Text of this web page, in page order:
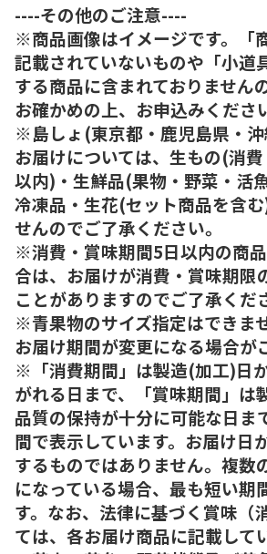
----その他のご注意----
※商品画像はイメージです。「
記載されていないものや「小道
する商品に含まれておりません
お確かめの上、お申込みくださ
※島しょ(東京都・鹿児島県・
お届けについては、生もの(消
以内)・生鮮品(果物・野菜・活
冷凍品・生花(セット商品を含
せんのでご了承ください。
※消費・賞味期間5日以内の商
合は、お届けが消費・賞味期限
ことがありますのでご了承くだ
※青果物のサイズ指定はできま
お届け期間が変更になる場合が
※「消費期間」は製造(加工)日
がれる日まで、「賞味期間」は
品質の保持が十分に可能な日ま
間で表示しています。お届け日
するものではありません。複数
になっている場合、最も短い期
す。なお、法律に基づく賞味（
ては、各お届け商品に記載して